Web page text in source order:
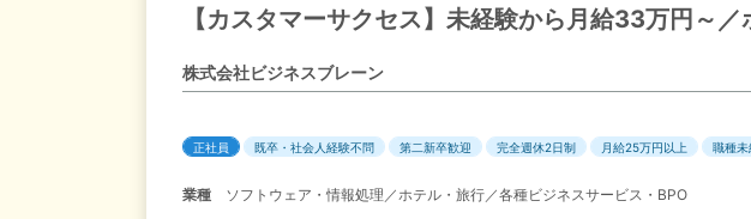
【カスタマーサクセス】未経験から月給33万円～
株式会社ビジネスブレーン
正社員 既卒・社会人経験不問 第二新卒歓迎 完全週休2日制 月給25万円以上 職種未
業種
ソフトウェア・情報処理／ホテル・旅行／各種ビジネスサービス・BPO